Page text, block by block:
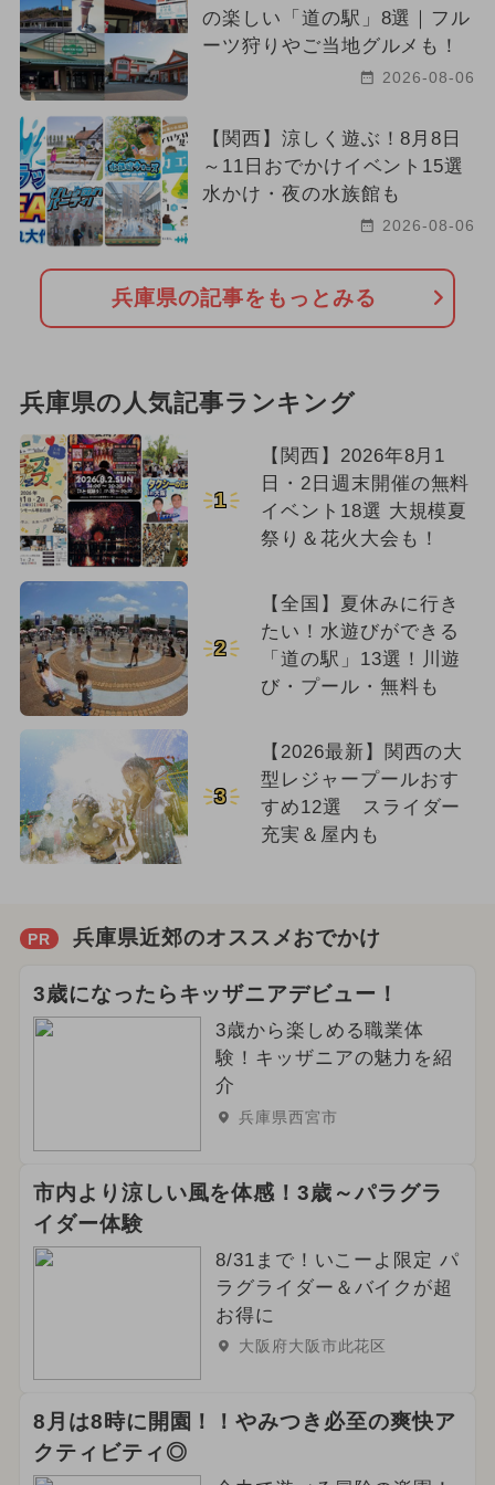
の楽しい「道の駅」8選｜フル
ーツ狩りやご当地グルメも！
2026-08-06
【関西】涼しく遊ぶ！8月8日
～11日おでかけイベント15選
水かけ・夜の水族館も
2026-08-06
兵庫県の記事をもっとみる
兵庫県の人気記事ランキング
1
【関西】2026年8月1
日・2日週末開催の無料
イベント18選 大規模夏
祭り＆花火大会も！
2
【全国】夏休みに行き
たい！水遊びができる
「道の駅」13選！川遊
び・プール・無料も
3
【2026最新】関西の大
型レジャープールおす
すめ12選 スライダー
充実＆屋内も
PR 兵庫県近郊のオススメおでかけ
3歳になったらキッザニアデビュー！
3歳から楽しめる職業体
験！キッザニアの魅力を紹
介
兵庫県西宮市
市内より涼しい風を体感！3歳～パラグラ
イダー体験
8/31まで！いこーよ限定 パ
ラグライダー＆バイクが超
お得に
大阪府大阪市此花区
8月は8時に開園！！やみつき必至の爽快ア
クティビティ◎